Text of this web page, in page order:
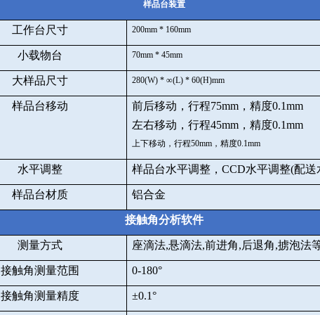
样品台装置
工作台尺寸 200mm * 160mm
小载物台 70mm * 45mm
大样品尺寸 280(W) * ∞(L) * 60(H)mm
样品台移动 前后移动，行程75mm ，精度0.1mm
左右移动，行程45mm ，精度0.1mm
上下移动，行程50mm ，精度0.1mm
水平调整 样品台水平调整， CCD水平调整(配送
样品台材质 铝合金
接触角分析软件
测量方式 座滴法,悬滴法,前进角,后退角,掳泡法
接触角测量范围 0-180°
接触角测量精度 ±0.1°